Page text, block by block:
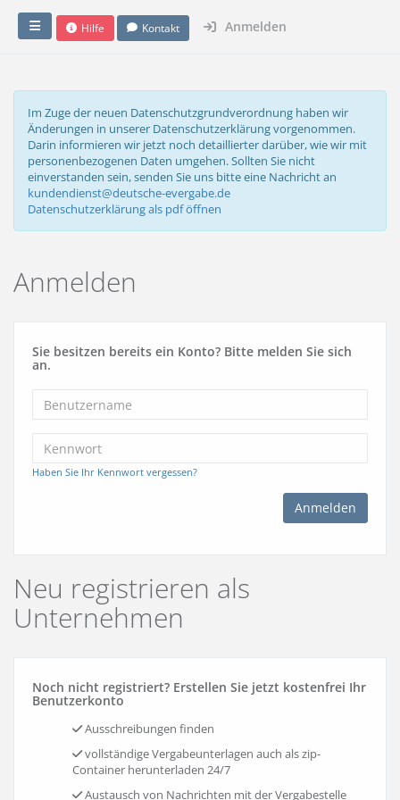
Hilfe Kontakt Anmelden
Im Zuge der neuen Datenschutzgrundverordnung haben wir
Änderungen in unserer Datenschutzerklärung vorgenommen.
Darin informieren wir jetzt noch detaillierter darüber, wie wir mit
personenbezogenen Daten umgehen. Sollten Sie nicht
einverstanden sein, senden Sie uns bitte eine Nachricht an
kundendienst@deutsche-evergabe.de
Datenschutzerklärung als pdf öffnen
Anmelden
Sie besitzen bereits ein Konto? Bitte melden Sie sich
an.
Haben Sie Ihr Kennwort vergessen?
Neu registrieren als
Unternehmen
Noch nicht registriert? Erstellen Sie jetzt kostenfrei Ihr
Benutzerkonto
Ausschreibungen finden
vollständige Vergabeunterlagen auch als zip-
Container herunterladen 24/7
Austausch von Nachrichten mit der Vergabestelle